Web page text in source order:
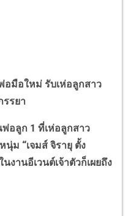
อมือใหม่ รับเห่อลูกสาว
รยา
อลูก 1 ที่เห่อลูกสาว
ม “เจมส์ จิรายุ ตั้ง
งานอีเวนต์เจ้าตัวก็เผยถึง